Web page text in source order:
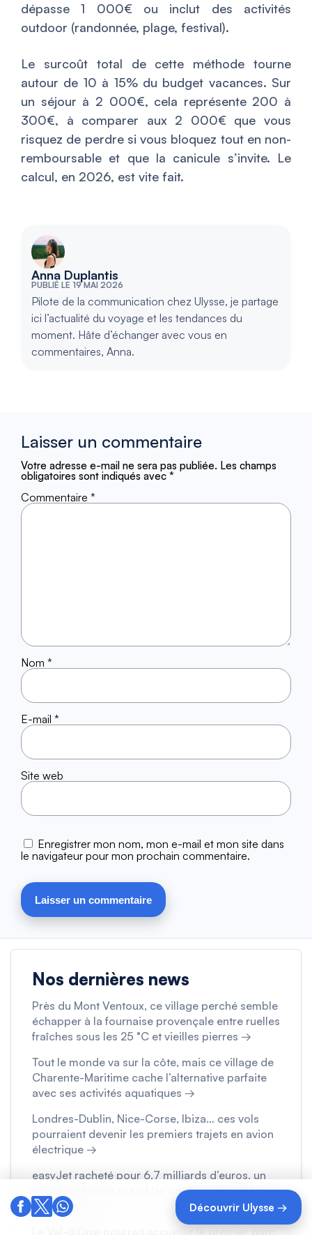
Découvrir Ulysse →
dépasse 1 000€ ou inclut des activités
outdoor (randonnée, plage, festival).
Le surcoût total de cette méthode tourne
autour de 10 à 15% du budget vacances. Sur
un séjour à 2 000€, cela représente 200 à
300€, à comparer aux 2 000€ que vous
risquez de perdre si vous bloquez tout en non-
remboursable et que la canicule s’invite. Le
calcul, en 2026, est vite fait.
Anna Duplantis
PUBLIÉ LE 19 MAI 2026
Pilote de la communication chez Ulysse, je partage
ici l’actualité du voyage et les tendances du
moment. Hâte d’échanger avec vous en
commentaires, Anna.
Laisser un commentaire
Votre adresse e-mail ne sera pas publiée. Les champs
obligatoires sont indiqués avec *
Commentaire *
Nom *
E-mail *
Site web
Enregistrer mon nom, mon e-mail et mon site dans
le navigateur pour mon prochain commentaire.
Nos dernières news
Près du Mont Ventoux, ce village perché semble
échapper à la fournaise provençale entre ruelles
fraîches sous les 25 °C et vieilles pierres →
Tout le monde va sur la côte, mais ce village de
Charente-Maritime cache l’alternative parfaite
avec ses activités aquatiques →
Londres-Dublin, Nice-Corse, Ibiza… ces vols
pourraient devenir les premiers trajets en avion
électrique →
easyJet racheté pour 6,7 milliards d’euros, un
géant américain prend les commandes de la
compagnie →